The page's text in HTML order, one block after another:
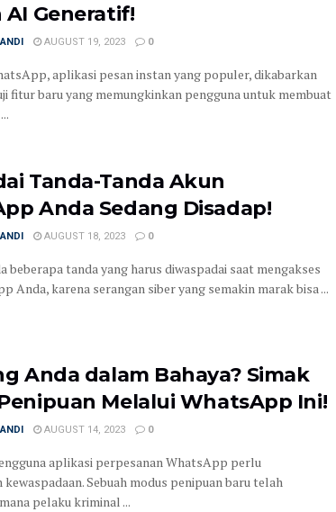
Generatif!
AUGUST 19, 2023 0
aplikasi pesan instan yang populer, dikabarkan
fitur baru yang memungkinkan pengguna untuk membuat
Tanda-Tanda Akun
Anda Sedang Disadap!
AUGUST 18, 2023 0
beberapa tanda yang harus diwaspadai saat mengakses
Anda, karena serangan siber yang semakin marak bisa ...
Anda dalam Bahaya? Simak
Melalui WhatsApp Ini!
AUGUST 14, 2023 0
aplikasi perpesanan WhatsApp perlu
Sebuah modus penipuan baru telah
pelaku kriminal ...